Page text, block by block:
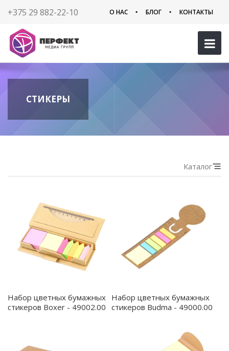
+375 29 882-22-10 О НАС БЛОГ КОНТАКТЫ
СТИКЕРЫ
Каталог
Набор цветных бумажных
стикеров Boxer - 49002.00
Набор цветных бумажных
стикеров Budma - 49000.00